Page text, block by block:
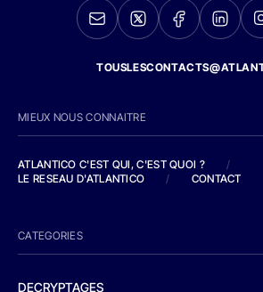
MIEUX NOUS CONNAITRE
ATLANTICO C'EST QUI, C'EST QUOI ?
/
LE RESEAU D'ATLANTICO
/ CONTACT
CATEGORIES
DECRYPTAGES